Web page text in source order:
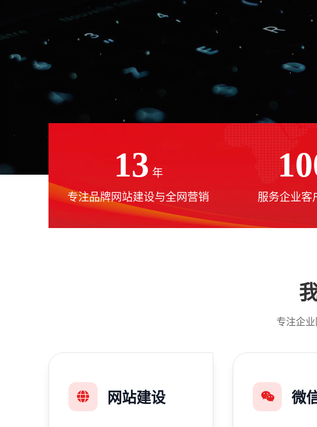
13 年
专注品牌网站建设与全网营销
服务企业客
专注企
网站建设 微